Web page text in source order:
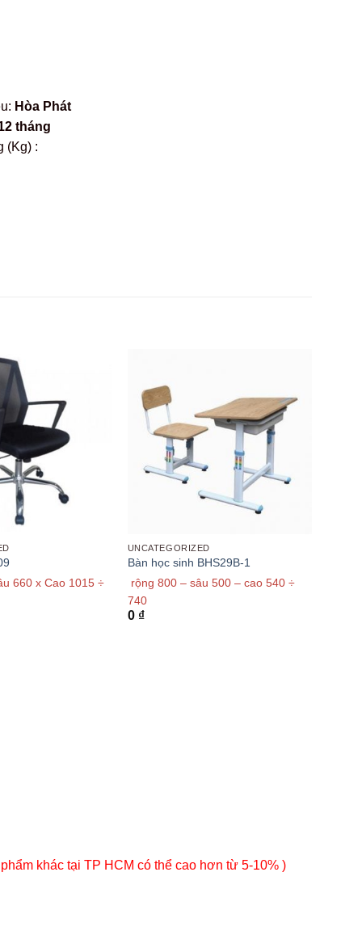
Hòa Phát
tháng
(Kg) :
660 x Cao 1015 ÷
UNCATEGORIZED
Bàn học sinh BHS29B-1
rộng 800 – sâu 500 – cao 540 ÷
740
0 ₫
khác tại TP HCM có thể cao hơn từ 5-10% )